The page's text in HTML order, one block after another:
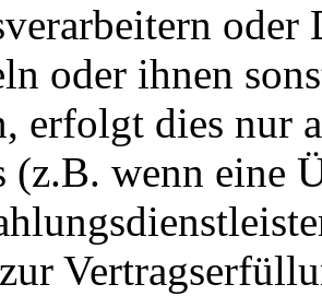
oder
oder ihnen
erfolgt dies nur
(z.B. wenn eine